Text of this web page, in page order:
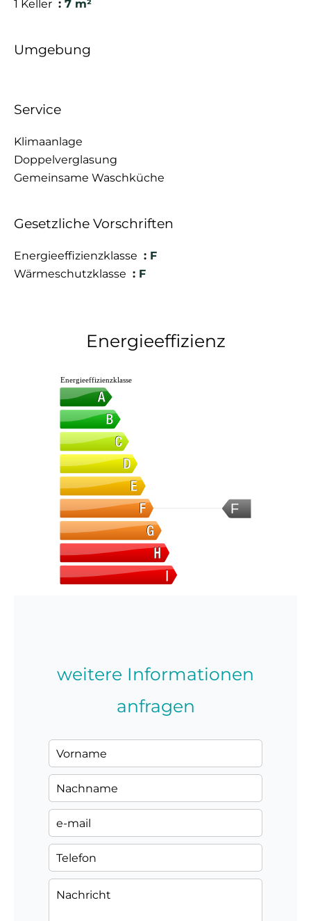
1 Keller 7 m²
Umgebung
Service
Klimaanlage
Doppelverglasung
Gemeinsame Waschküche
Gesetzliche Vorschriften
Energieeffizienzklasse
F
Wärmeschutzklasse
F
Energieeffizienz
F
Energieeffizienzklasse
weitere Informationen
anfragen